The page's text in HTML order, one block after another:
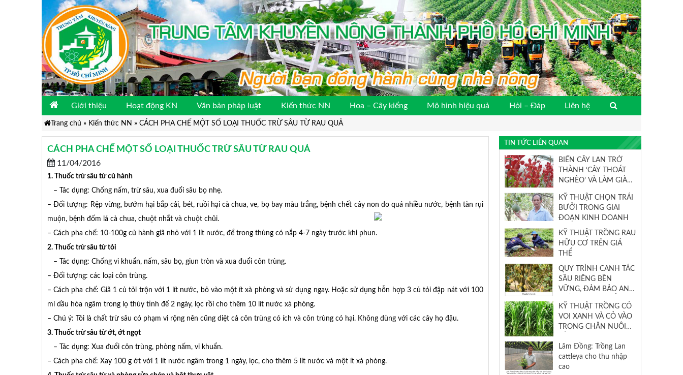
Giới thiệu Hoạt động KN Văn bản pháp luật Kiến thức NN Hoa – Cây kiểng Mô hình hiệu quả Hỏi – Đáp Liên hệ
Trang chủ » Kiến thức NN » CÁCH PHA CHẾ MỘT SỐ LOẠI THUỐC TRỪ SÂU TỪ RAU QUẢ
CÁCH PHA CHẾ MỘT SỐ LOẠI THUỐC TRỪ SÂU TỪ RAU QUẢ
11/04/2016
1. Thuốc trừ sâu từ củ hành
– Tác dụng: Chống nấm, trừ sâu, xua đuổi sâu bọ nhẹ.
– Đối tượng: Rệp vừng, bướm hại bắp cải, bét, ruồi hại cà chua, ve, bọ bay màu trắng, bệnh chết cây non do quá nhiều nước, bệnh tàn rụi
muộn, bệnh đốm lá cà chua, chuột nhắt và chuột chũi.
– Cách pha chế: 10-100g củ hành giã nhỏ với 1 lít nước, để trong thùng có nắp 4-7 ngày trước khi phun.
2. Thuốc trừ sâu từ tỏi
– Tác dụng: Chống vi khuẩn, nấm, sâu bọ, giun tròn và xua đuổi côn trùng.
– Đối tượng: các loại côn trùng.
– Cách pha chế: Giã 1 củ tỏi trộn với 1 lít nước, bỏ vào một ít xà phòng và sử dụng ngay. Hoặc sử dụng hỗn hợp 3 củ tỏi đập nát với 100
ml dầu hỏa ngâm trong lọ thủy tinh để 2 ngày, lọc rồi cho thêm 10 lít nước xà phòng.
– Chú ý: Tỏi là chất trừ sâu có phạm vi rộng nên cũng diệt cả côn trùng có ích và côn trùng có hại. Không dùng với các cây họ đậu.
3. Thuốc trừ sâu từ ớt, ớt ngọt
– Tác dụng: Xua đuổi côn trùng, phòng nấm, vi khuẩn.
– Cách pha chế: Xay 100 g ớt với 1 lít nước ngâm trong 1 ngày, lọc, cho thêm 5 lít nước và một ít xà phòng.
TIN TỨC LIÊN QUAN
BIẾN CÂY LAN TRỞ
THÀNH ‘CÂY THOÁT
NGHÈO’ VÀ LÀM GIÀU
KỸ THUẬT CHỌN TRÁI
BƯỞI TRONG GIAI
ĐOẠN KINH DOANH
KỸ THUẬT TRỒNG RAU
HỮU CƠ TRÊN GIÁ
THỂ
QUY TRÌNH CANH TÁC
SẦU RIÊNG BỀN
VỮNG, ĐẢM BẢO AN
KỸ THUẬT TRỒNG CỎ
VOI XANH VÀ CỎ VÀO
TRONG CHĂN NUÔI
Lâm Đồng: Trồng Lan
cattleya cho thu nhập
cao